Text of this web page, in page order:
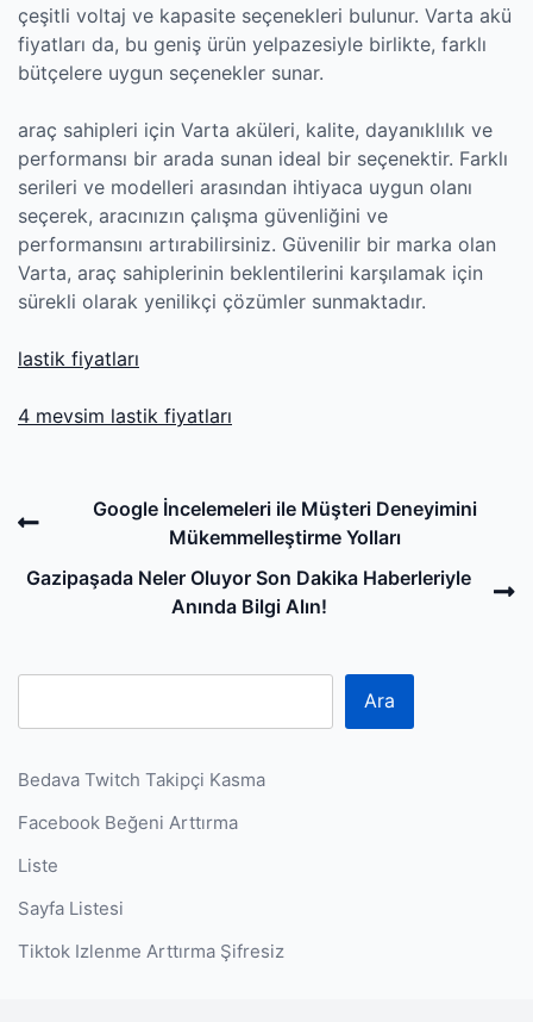
çeşitli voltaj ve kapasite seçenekleri bulunur. Varta akü
fiyatları da, bu geniş ürün yelpazesiyle birlikte, farklı
bütçelere uygun seçenekler sunar.
araç sahipleri için Varta aküleri, kalite, dayanıklılık ve
performansı bir arada sunan ideal bir seçenektir. Farklı
serileri ve modelleri arasından ihtiyaca uygun olanı
seçerek, aracınızın çalışma güvenliğini ve
performansını artırabilirsiniz. Güvenilir bir marka olan
Varta, araç sahiplerinin beklentilerini karşılamak için
sürekli olarak yenilikçi çözümler sunmaktadır.
lastik fiyatları
4 mevsim lastik fiyatları
PreviousGoogle İncelemeleri ile Müşteri Deneyimini
Mükemmelleştirme Yolları
Gazipaşada Neler Oluyor Son Dakika Haberleriyle
Anında Bilgi Alın!
Ara
Bedava Twitch Takipçi Kasma
Facebook Beğeni Arttırma
Liste
Sayfa Listesi
Tiktok Izlenme Arttırma Şifresiz